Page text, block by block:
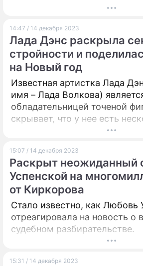
14:47 / 14 декабря 2023
Лада Дэнс раскрыла
стройности и
на Новый год
Известная артистка Лада
имя – Лада Волкова)
обладательницей точеной
скрывает, что у нее есть
секретов, которые, впрочем,
15:07 / 14 декабря 2023
Раскрыт неожиданный
Успенской на
от Киркорова
Стало известно, как Любовь
отреагировала на новость о
судебном разбирательстве.
15:31 / 14 декабря 2023